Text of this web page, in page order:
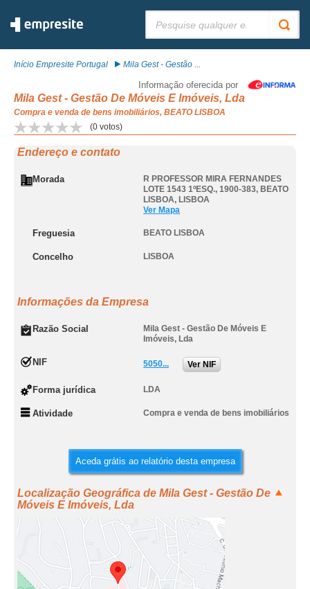
Início Empresite Portugal Mila Gest - Gestão ...
Informação oferecida por
Mila Gest - Gestão De Móveis E Imóveis, Lda
Compra e venda de bens imobiliários, BEATO LISBOA
(0 votos)
Endereço e contato
Morada
R PROFESSOR MIRA FERNANDES
LOTE 1543 1ºESQ., 1900-383, BEATO
LISBOA, LISBOA
Ver Mapa
Freguesia BEATO LISBOA
Concelho LISBOA
Informações da Empresa
Razão Social
Mila Gest - Gestão De Móveis E
Imóveis, Lda
NIF 5050... Ver NIF
Forma jurídica LDA
Atividade Compra e venda de bens imobiliários
Aceda grátis ao relatório desta empresa
Localização Geográfica de Mila Gest - Gestão De
Móveis E Imóveis, Lda